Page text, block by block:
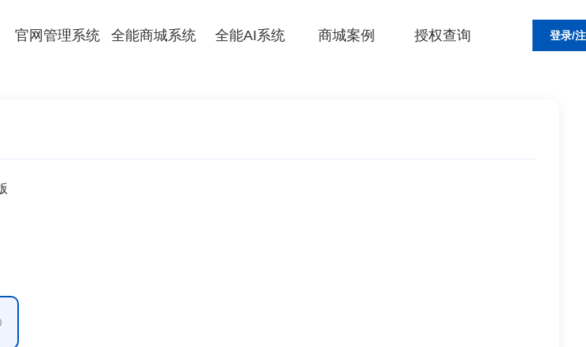
官网管理系统 全能商城系统 全能AI系统 商城案例 授权查询 登录/